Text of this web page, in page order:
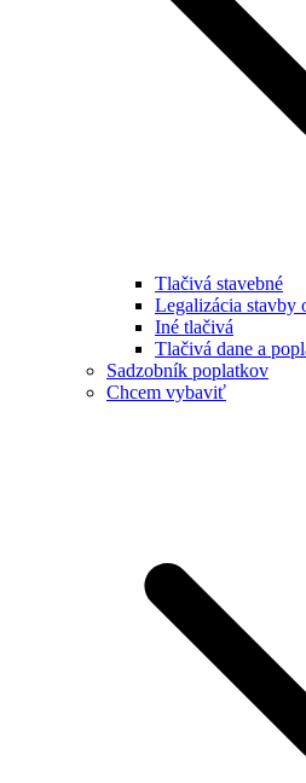
Tlačivá stavebné
Legalizácia stavby
Iné tlačivá
Tlačivá dane a
Sadzobník poplatkov
Chcem vybaviť